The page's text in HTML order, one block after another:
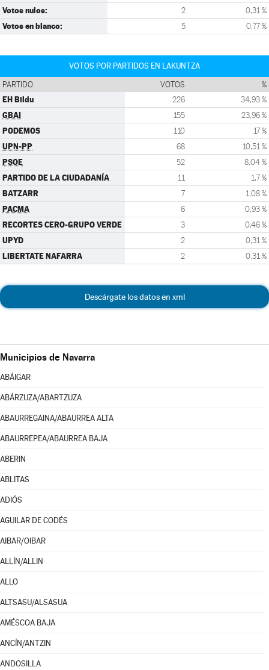
Votos nulos: 2 0,31 %
Votos en blanco: 5 0,77 %
VOTOS POR PARTIDOS EN LAKUNTZA
PARTIDO VOTOS %
EH Bildu 226 34,93 %
GBAI 155 23,96 %
PODEMOS 110 17 %
UPN-PP 68 10,51 %
PSOE 52 8,04 %
PARTIDO DE LA CIUDADANÍA 11 1,7 %
BATZARR 7 1,08 %
PACMA 6 0,93 %
RECORTES CERO-GRUPO VERDE 3 0,46 %
UPYD 2 0,31 %
LIBERTATE NAFARRA 2 0,31 %
Descárgate los datos en xml
Municipios de Navarra
ABÁIGAR
ABÁRZUZA/ABARTZUZA
ABAURREGAINA/ABAURREA ALTA
ABAURREPEA/ABAURREA BAJA
ABERIN
ABLITAS
ADIÓS
AGUILAR DE CODÉS
AIBAR/OIBAR
ALLÍN/ALLIN
ALLO
ALTSASU/ALSASUA
AMÉSCOA BAJA
ANCÍN/ANTZIN
ANDOSILLA